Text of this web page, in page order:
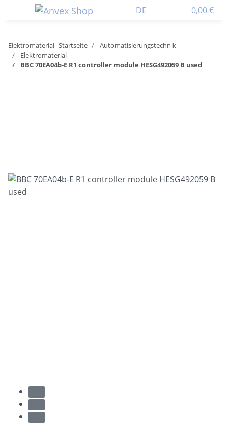
DE 0,00 €
Elektromaterial Startseite
Automatisierungstechnik
Elektromaterial
BBC 70EA04b-E R1 controller module HESG492059 B used